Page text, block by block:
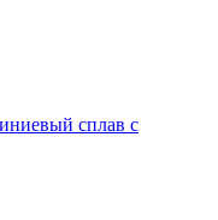
сплав с